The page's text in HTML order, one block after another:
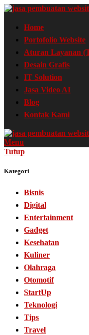
Home
Portofolio Website
Aturan Layanan
Desain Grafis
IT Solution
Jasa Video AI
Blog
Kontak Kami
Menu
Tutup
Kategori
Bisnis
Digital
Entertainment
Gadget
Kesehatan
Kuliner
Olahraga
Otomotif
StartUp
Teknologi
Tips
Travel